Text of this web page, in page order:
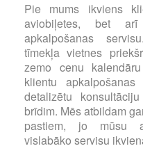
Pie mums ikviens
aviobiļetes, bet
apkalpošanas
tīmekļa vietnes
zemo cenu
klientu
detalizētu
brīdim. Mēs atbildam
pastiem, jo mūsu
vislabāko servisu